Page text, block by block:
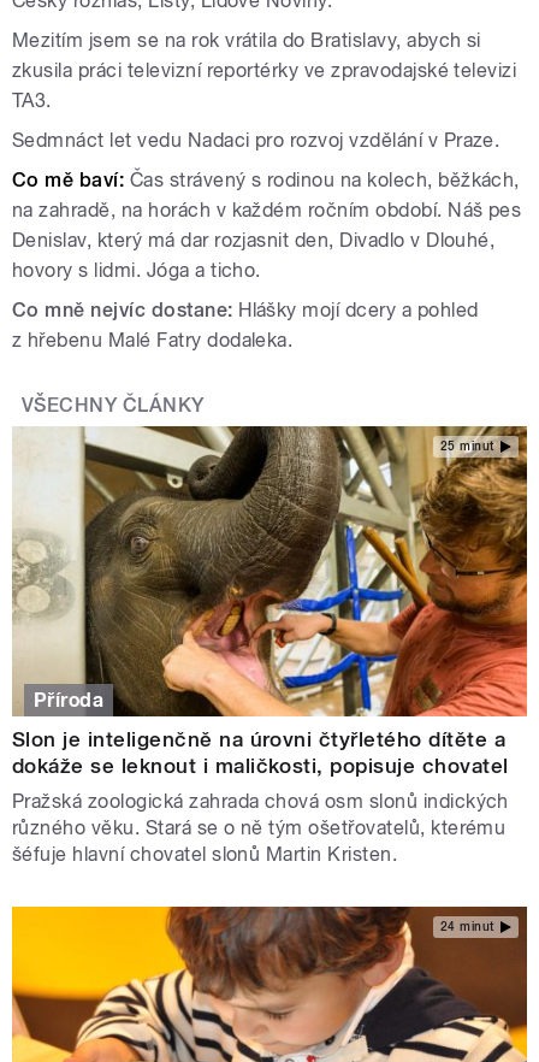
Mezitím jsem se na rok vrátila do Bratislavy, abych si
zkusila práci televizní reportérky ve zpravodajské televizi
TA3.
Sedmnáct let vedu Nadaci pro rozvoj vzdělání v Praze.
Co mě baví: Čas strávený s rodinou na kolech, běžkách,
na zahradě, na horách v každém ročním období. Náš pes
Denislav, který má dar rozjasnit den, Divadlo v Dlouhé,
hovory s lidmi. Jóga a ticho.
Co mně nejvíc dostane: Hlášky mojí dcery a pohled
z hřebenu Malé Fatry dodaleka.
VŠECHNY ČLÁNKY
25 minut
Příroda
Slon je inteligenčně na úrovni čtyřletého dítěte a
dokáže se leknout i maličkosti, popisuje chovatel
Pražská zoologická zahrada chová osm slonů indických
různého věku. Stará se o ně tým ošetřovatelů, kterému
šéfuje hlavní chovatel slonů Martin Kristen.
24 minut